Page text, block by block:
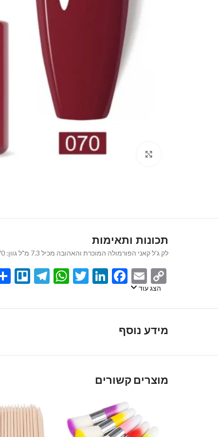
Click to enlarge
תכונות ותאימות
לק ג'ל קאני הפורמולה המוכרת והאהובה מכיל 7.3 מ"ל גוון: 070
Copy
Link
Email
Facebook
LinkedIn
Twitter
הצג עוד
מידע נוסף
מוצרים קשורים